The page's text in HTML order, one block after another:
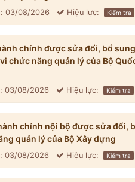
03/08/2026 Hiệu lực: Kiểm tra
chính được sửa đổi, bổ
chức năng quản lý của Bộ
03/08/2026 Hiệu lực: Kiểm tra
chính nội bộ được sửa đổi,
quản lý của Bộ Xây dựng
03/08/2026 Hiệu lực: Kiểm tra